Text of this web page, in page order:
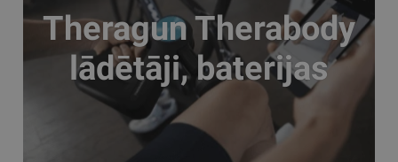
Theragun Therabody
lādētāji, baterijas